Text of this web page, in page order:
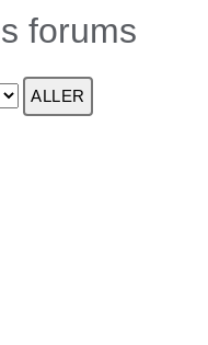
forums